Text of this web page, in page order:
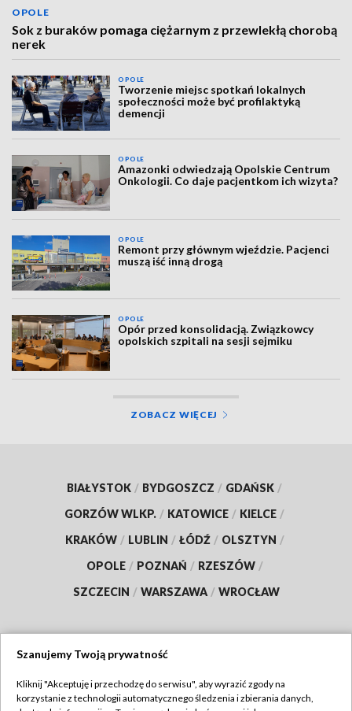
OPOLE
Sok z buraków pomaga ciężarnym z przewlekłą chorobą
nerek
OPOLE
Tworzenie miejsc spotkań lokalnych
społeczności może być profilaktyką
demencji
OPOLE
Amazonki odwiedzają Opolskie Centrum
Onkologii. Co daje pacjentkom ich wizyta?
OPOLE
Remont przy głównym wjeździe. Pacjenci
muszą iść inną drogą
OPOLE
Opór przed konsolidacją. Związkowcy
opolskich szpitali na sesji sejmiku
ZOBACZ WIĘCEJ
BIAŁYSTOK / BYDGOSZCZ / GDAŃSK /
GORZÓW WLKP. / KATOWICE / KIELCE /
KRAKÓW / LUBLIN / ŁÓDŹ / OLSZTYN /
OPOLE / POZNAŃ / RZESZÓW /
SZCZECIN / WARSZAWA / WROCŁAW
TVP
Szanujemy Twoją prywatność
Kliknij "Akceptuję i przechodzę do serwisu", aby wyrazić zgody na
korzystanie z technologii automatycznego śledzenia i zbierania danych,